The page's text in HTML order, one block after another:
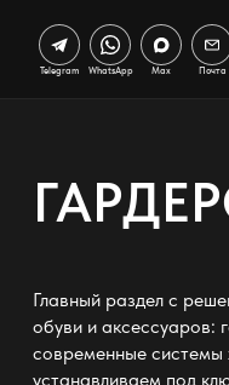
Telegram WhatsApp Max Почта
Главный раздел с
обуви и аксессуаров:
современные системы
устанавливаем под